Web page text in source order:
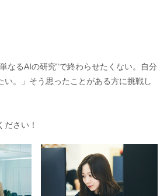
なるAIの研究"で終わらせたくない。自分
い。」そう思ったことがある方に挑戦し
ださい！